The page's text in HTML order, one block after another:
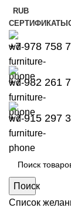
RUB
СЕРТИФИКАТЫ
+7 978 758
+7 982 261
+7 915 297
Поиск
Список